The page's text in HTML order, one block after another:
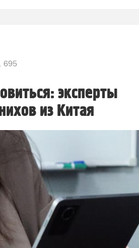
695
эксперты
из Китая